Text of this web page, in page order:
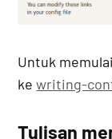
Untuk
kewriting-
Tulisan